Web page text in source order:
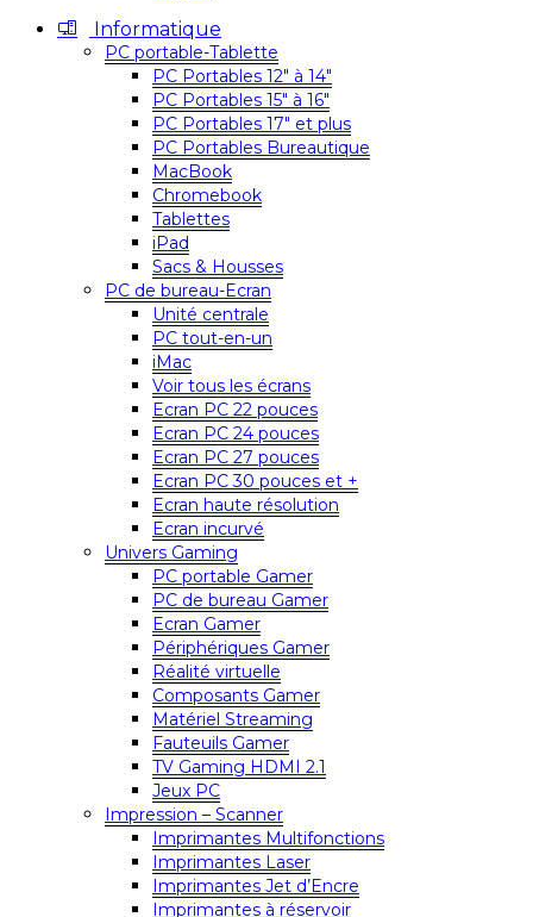
Informatique
PC portable-Tablette
PC Portables 12″ à 14″
PC Portables 15″ à 16″
PC Portables 17″ et plus
PC Portables Bureautique
MacBook
Chromebook
Tablettes
iPad
Sacs & Housses
PC de bureau-Ecran
Unité centrale
PC tout-en-un
iMac
Voir tous les écrans
Ecran PC 22 pouces
Ecran PC 24 pouces
Ecran PC 27 pouces
Ecran PC 30 pouces et +
Ecran haute résolution
Ecran incurvé
Univers Gaming
PC portable Gamer
PC de bureau Gamer
Ecran Gamer
Périphériques Gamer
Réalité virtuelle
Composants Gamer
Matériel Streaming
Fauteuils Gamer
TV Gaming HDMI 2.1
Jeux PC
Impression – Scanner
Imprimantes Multifonctions
Imprimantes Laser
Imprimantes Jet d’Encre
Imprimantes à réservoir